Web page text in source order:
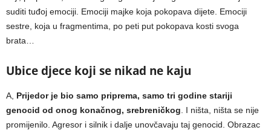
suditi tuđoj emociji. Emociji majke koja pokopava dijete. Emociji
sestre, koja u fragmentima, po peti put pokopava kosti svoga
brata…
Ubice djece koji se nikad ne kaju
A, Prijedor je bio samo priprema, samo tri godine stariji
genocid od onog konačnog, srebreničkog . I ništa, ništa se nije
promijenilo. Agresor i silnik i dalje unovčavaju taj genocid. Obrazac